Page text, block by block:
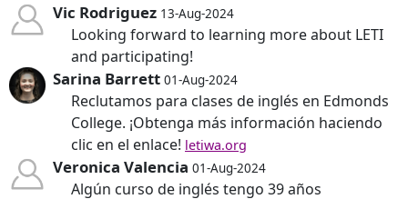
Vic Rodriguez 13-Aug-2024
Looking forward to learning more about LETI
and participating!
Sarina Barrett 01-Aug-2024
Reclutamos para clases de inglés en Edmonds
College. ¡Obtenga más información haciendo
clic en el enlace! letiwa.org
Veronica Valencia 01-Aug-2024
Algún curso de inglés tengo 39 años